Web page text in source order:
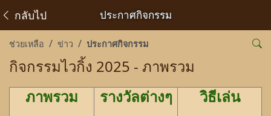
ประกาศกิจกรรม
กลับไป
ช่วยเหลือ ข่าว ประกาศกิจกรรม
กิจกรรมไวกิ้ง 2025 - ภาพรวม
ภาพรวม
รางวัลต่างๆ วิธีเล่น